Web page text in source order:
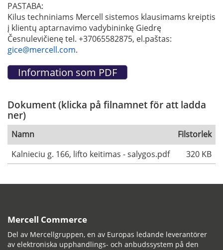
PASTABA:
Kilus techniniams Mercell sistemos klausimams kreiptis
į klientų aptarnavimo vadybininkę Giedrę
Česnulevičienę tel. +37065582875, el.paštas:
gice@mercell.com.
Dokument (klicka på filnamnet för att ladda
ner)
Namn
Filstorlek
Kalnieciu g. 166, lifto keitimas - salygos.pdf
320 KB
Mercell Commerce
Del av Mercellgruppen, en av Europas ledande leverantörer
av elektroniska upphandlings- och anbudssystem på den